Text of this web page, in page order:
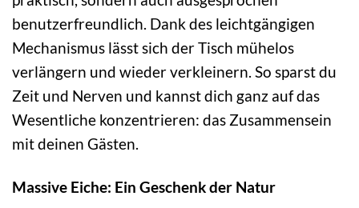
benutzerfreundlich. Dank des leichtgängigen
Mechanismus lässt sich der Tisch mühelos
verlängern und wieder verkleinern. So sparst du
Zeit und Nerven und kannst dich ganz auf das
Wesentliche konzentrieren: das Zusammensein
mit deinen Gästen.
Massive Eiche: Ein Geschenk der Natur